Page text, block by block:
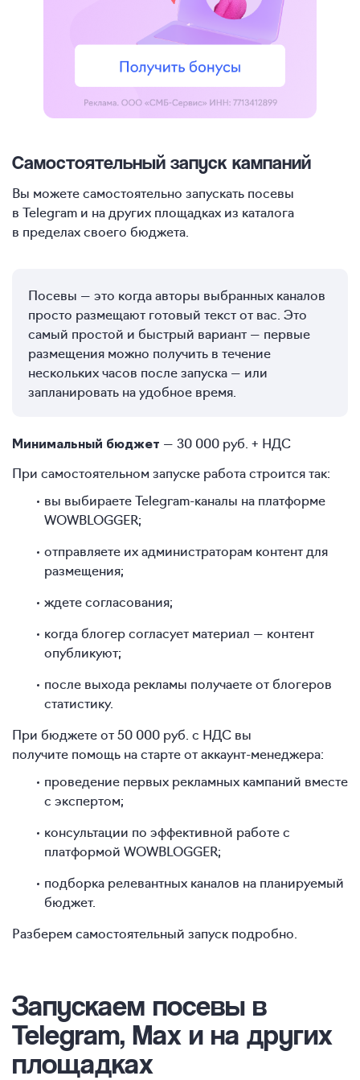
Самостоятельный запуск кампаний
Вы можете самостоятельно запускать посевы
в Telegram и на других площадках из каталога
в пределах своего бюджета.
Посевы — это когда авторы выбранных каналов
просто размещают готовый текст от вас. Это
самый простой и быстрый вариант — первые
размещения можно получить в течение
нескольких часов после запуска — или
запланировать на удобное время.
Минимальный бюджет — 30 000 руб. + НДС
При самостоятельном запуске работа строится так:
вы выбираете Telegram-каналы на платформе
WOWBLOGGER;
отправляете их администраторам контент для
размещения;
ждете согласования;
когда блогер согласует материал — контент
опубликуют;
после выхода рекламы получаете от блогеров
статистику.
При бюджете от 50 000 руб. с НДС вы
получите помощь на старте от аккаунт-менеджера:
проведение первых рекламных кампаний вместе
с экспертом;
консультации по эффективной работе с
платформой WOWBLOGGER;
подборка релевантных каналов на планируемый
бюджет.
Разберем самостоятельный запуск подробно.
Запускаем посевы в
Telegram, Max и на других
площадках